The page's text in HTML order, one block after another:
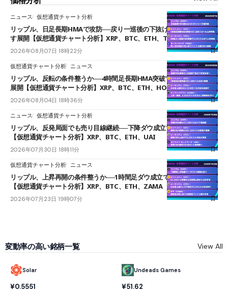
ニュース 仮想通貨チャート分析
リップル、日足長期HMAで攻防──戻り一巡後の下抜けで0.95ドルを試
す展開【仮想通貨チャート分析】XRP、BTC、ETH、TAKE
2026年08月07日 18時22分
仮想通貨チャート分析 ニュース
リップル、反転の条件整うか──4時間足長期HMA突破で雲下端を目指す
展開【仮想通貨チャート分析】XRP、BTC、ETH、HOME
2026年08月04日 18時36分
ニュース 仮想通貨チャート分析
リップル、反発局面でも売り目線継続──下降ダウ成立で下値追う展開
【仮想通貨チャート分析】XRP、BTC、ETH、UAI
2026年07月30日 18時11分
仮想通貨チャート分析 ニュース
リップル、上昇再開の条件整うか──1時間足ダウ成立で1.185ドルを狙う
【仮想通貨チャート分析】XRP、BTC、ETH、ZAMA
2026年07月23日 19時07分
変動率の高い銘柄一覧 View All
Solar
¥0.5551
Undeads Games
¥51.62